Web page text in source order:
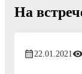
На
22.01.2021